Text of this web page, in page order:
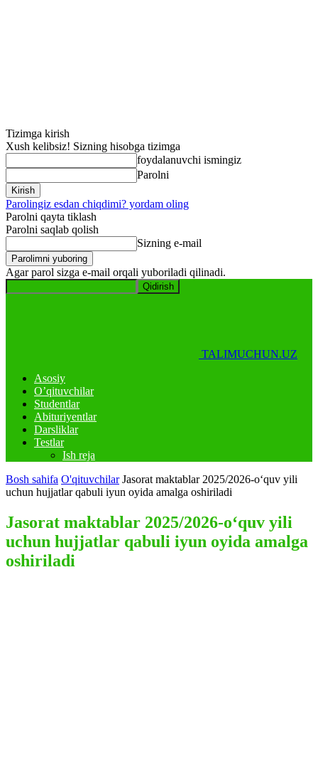
Tizimga kirish
Xush kelibsiz! Sizning hisobga tizimga
foydalanuvchi ismingiz
Parolni
Parolingiz esdan chiqdimi? yordam oling
Parolni qayta tiklash
Parolni saqlab qolish
Sizning e-mail
Agar parol sizga e-mail orqali yuboriladi qilinadi.
TALIMUCHUN.UZ
Asosiy
O’qituvchilar
Studentlar
Abituriyentlar
Darsliklar
Testlar
Ish reja
Bosh sahifa O'qituvchilar Jasorat maktablar 2025/2026-o‘quv yili
uchun hujjatlar qabuli iyun oyida amalga oshiriladi
Jasorat maktablar 2025/2026-o‘quv yili
uchun hujjatlar qabuli iyun oyida amalga
oshiriladi